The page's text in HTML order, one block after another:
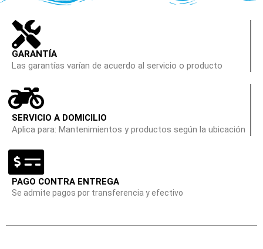
GARANTÍA
Las garantías varían de acuerdo al servicio o producto
SERVICIO A DOMICILIO
Aplica para: Mantenimientos y productos según la ubicación
PAGO CONTRA ENTREGA
Se admite pagos por transferencia y efectivo